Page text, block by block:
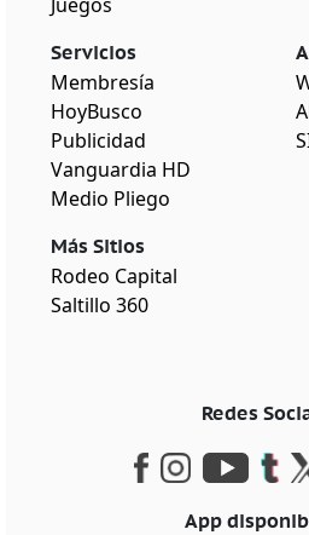
Servicios
Membresía
HoyBusco
Publicidad
Vanguardia HD
Medio Pliego
Más Sitios
Rodeo Capital
Saltillo 360
Redes
App